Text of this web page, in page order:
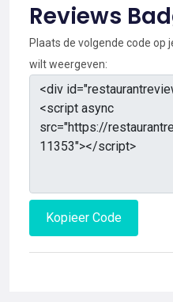
Reviews
Plaats de volgende code op
wilt weergeven:
Kopieer Code